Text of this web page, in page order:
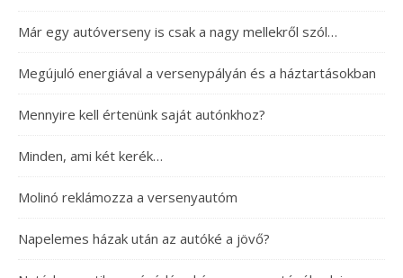
Már egy autóverseny is csak a nagy mellekről szól…
Megújuló energiával a versenypályán és a háztartásokban
Mennyire kell értenünk saját autónkhoz?
Minden, ami két kerék…
Molinó reklámozza a versenyautóm
Napelemes házak után az autóké a jövő?